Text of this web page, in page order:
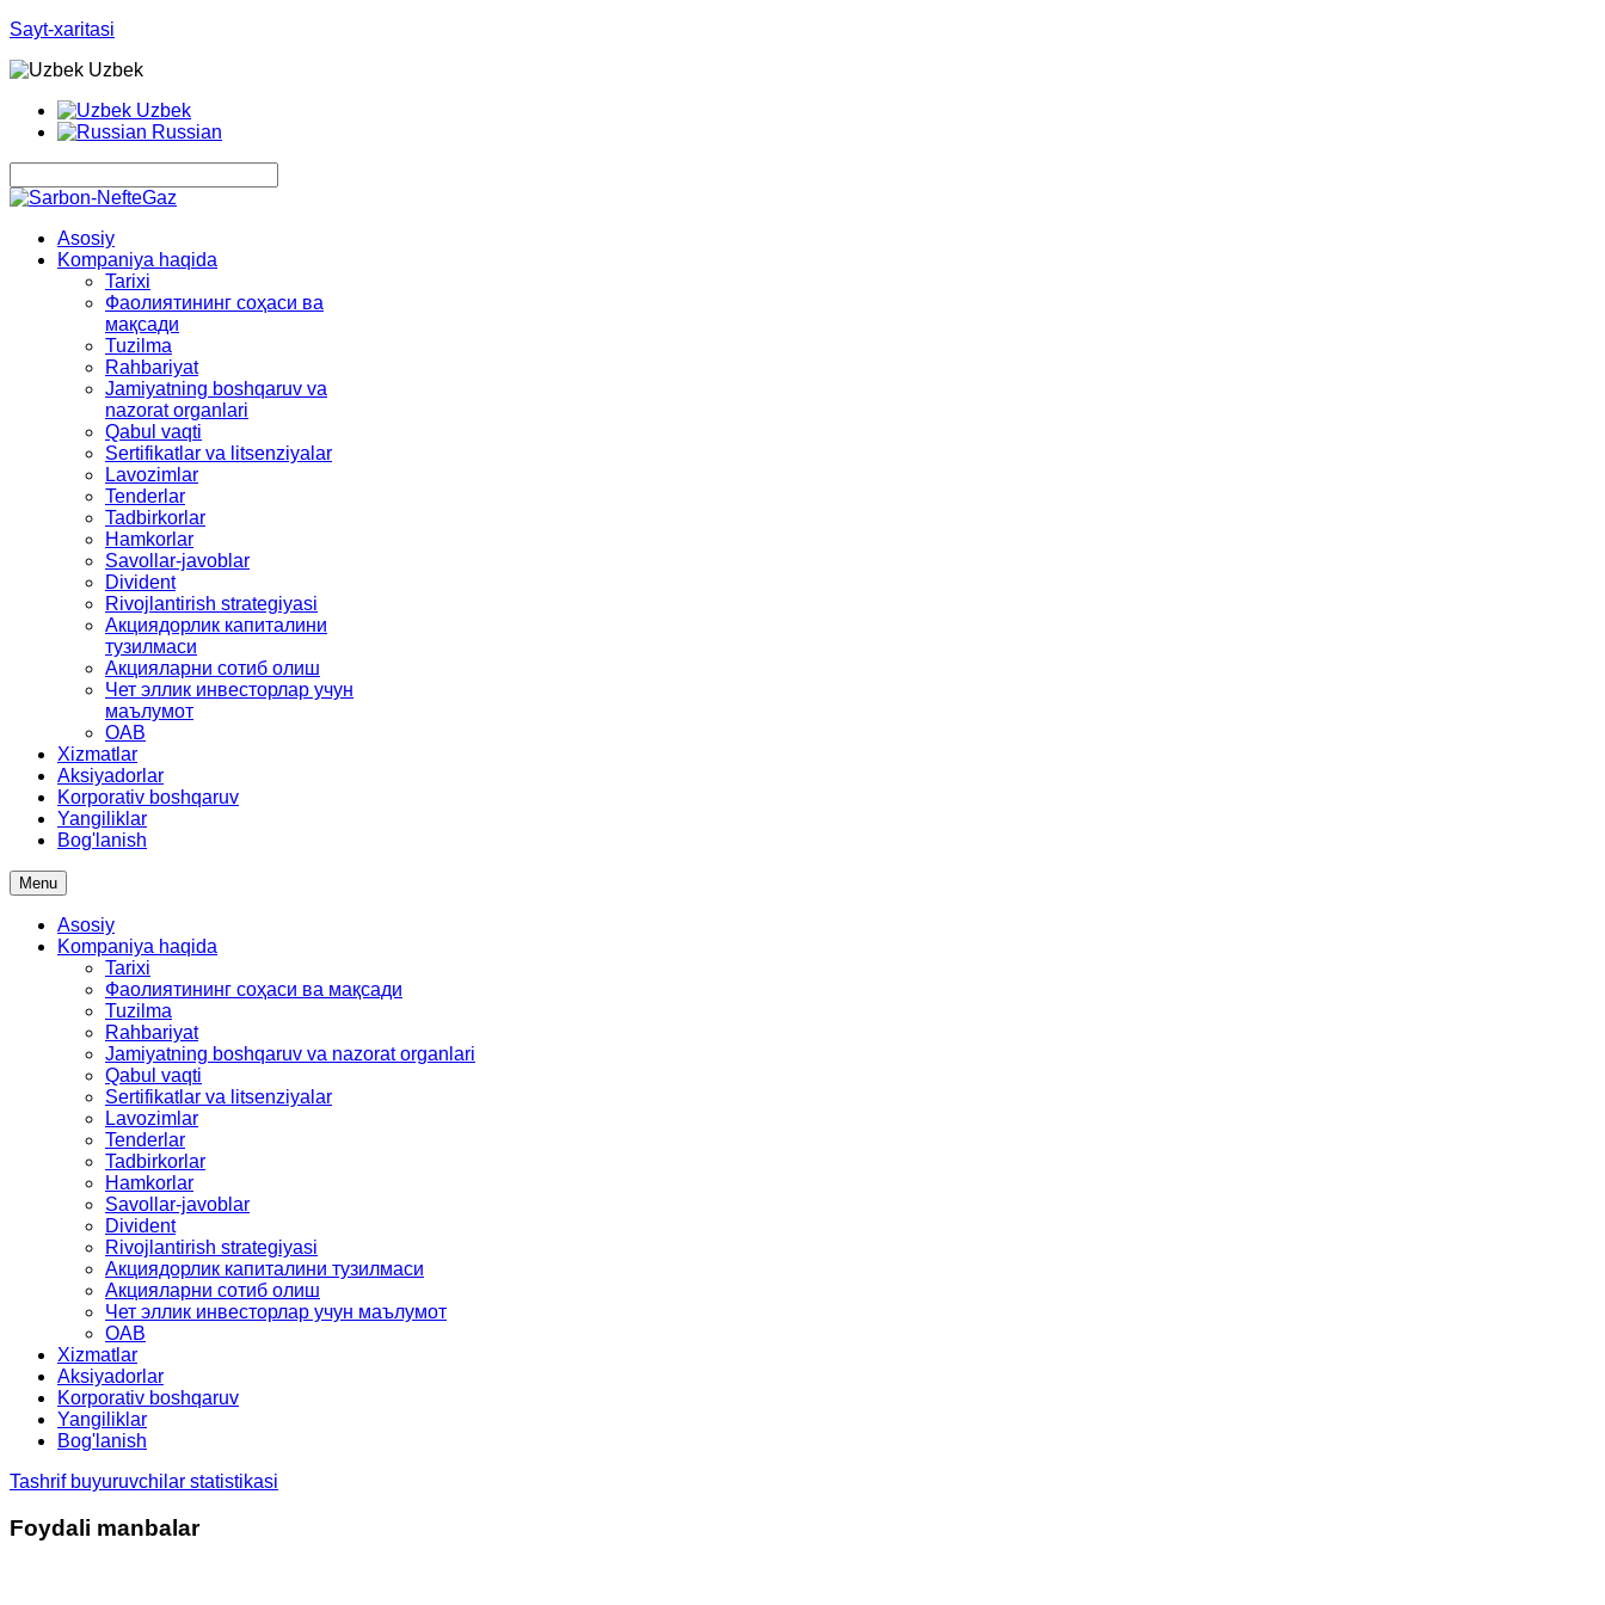
Sayt-xaritasi
Uzbek
Uzbek
Russian
Asosiy
Kompaniya haqida
Tarixi
Фаолиятининг соҳаси ва
мақсади
Tuzilma
Rahbariyat
Jamiyatning boshqaruv va
nazorat organlari
Qabul vaqti
Sertifikatlar va litsenziyalar
Lavozimlar
Tenderlar
Tadbirkorlar
Hamkorlar
Savollar-javoblar
Divident
Rivojlantirish strategiyasi
Акциядорлик капиталини
тузилмаси
Акцияларни сотиб олиш
Чет эллик инвесторлар учун
маълумот
OAB
Xizmatlar
Aksiyadorlar
Korporativ boshqaruv
Yangiliklar
Bog'lanish
Menu
Asosiy
Kompaniya haqida
Tarixi
Фаолиятининг соҳаси ва мақсади
Tuzilma
Rahbariyat
Jamiyatning boshqaruv va nazorat organlari
Qabul vaqti
Sertifikatlar va litsenziyalar
Lavozimlar
Tenderlar
Tadbirkorlar
Hamkorlar
Savollar-javoblar
Divident
Rivojlantirish strategiyasi
Акциядорлик капиталини тузилмаси
Акцияларни сотиб олиш
Чет эллик инвесторлар учун маълумот
OAB
Xizmatlar
Aksiyadorlar
Korporativ boshqaruv
Yangiliklar
Bog'lanish
Tashrif buyuruvchilar statistikasi
Foydali manbalar